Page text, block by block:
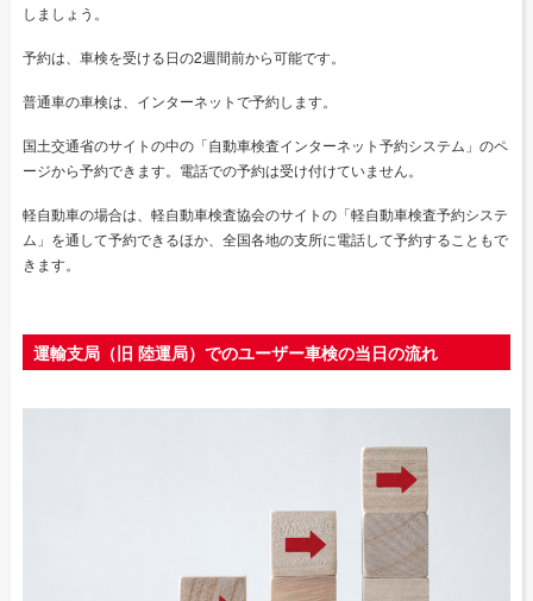
しましょう。
予約は、車検を受ける日の2週間前から可能です。
普通車の車検は、インターネットで予約します。
国土交通省のサイトの中の「自動車検査インターネット予約システム」のペ
ージから予約できます。電話での予約は受け付けていません。
軽自動車の場合は、軽自動車検査協会のサイトの「軽自動車検査予約システ
ム」を通して予約できるほか、全国各地の支所に電話して予約することもで
きます。
運輸支局（旧 陸運局）でのユーザー車検の当日の流れ